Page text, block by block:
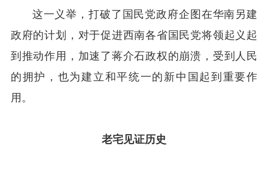
这一义举，打破了国民党政府企图在华南另建
政府的计划，对于促进西南各省国民党将领起义起
到推动作用，加速了蒋介石政权的崩溃，受到人民
的拥护，也为建立和平统一的新中国起到重要作
用。
老宅见证历史